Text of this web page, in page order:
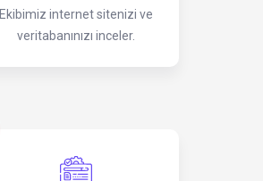
Ekibimiz internet sitenizi ve
veritabanınızı inceler.